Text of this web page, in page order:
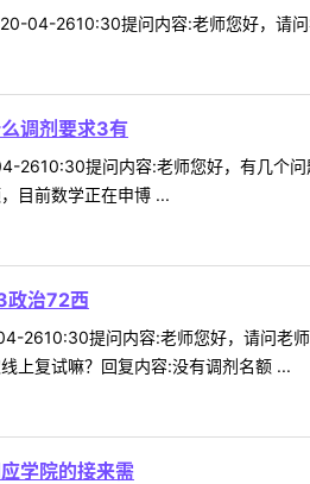
04-2610:30提问内容:老师您好，请
调剂要求3有
2610:30提问内容:老师您好，有几个
目前数学正在申博 ...
政治72西
2610:30提问内容:老师您好，请问老
上复试嘛？回复内容:没有调剂名额 ...
学院的接来需